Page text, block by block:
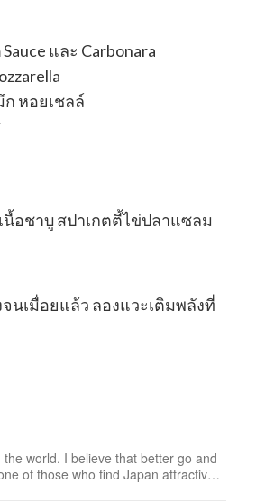
และ Carbonara
หอยเชลล์
นื้อชาบู สปาเกตตี้ไข่ปลาแซลม
นเมื่อยแล้ว ลองแวะเติมพลังที่
world. I believe that better go and
of those who find Japan attractive